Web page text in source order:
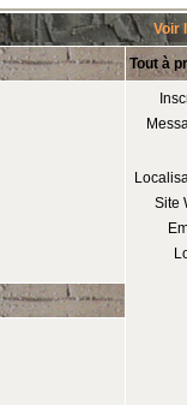
Voir
Tout à
Site